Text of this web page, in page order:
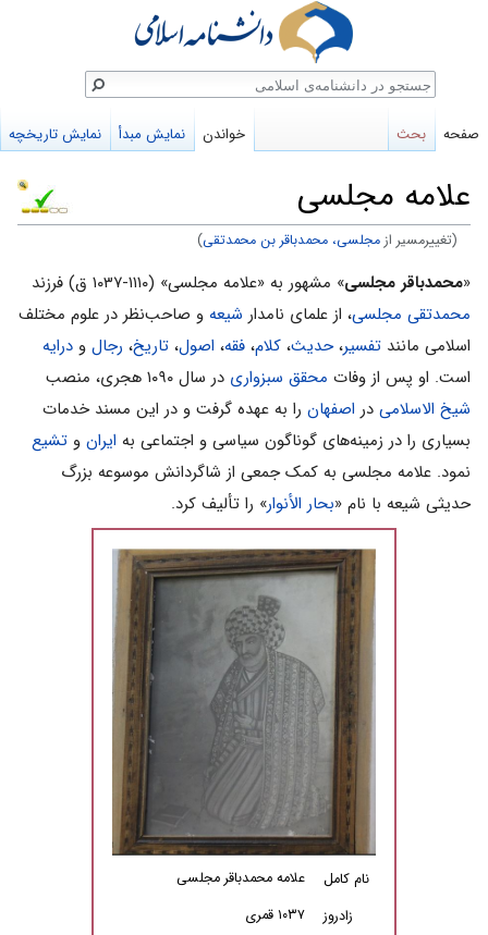
علامه مجلسى
(تغییرمسیر ازمجلسی، محمدباقر بن محمدتقی)
پرش
به
ناوبری
پرش
به
جستجو
«محمدباقر مجلسى» مشهور به «علامه مجلسی» (۱۱۱۰-۱۰۳۷ ق) فرزند
محمدتقى مجلسی، از علمای نامدار شیعه و صاحب‌نظر در علوم مختلف
اسلامى مانند تفسیر،حدیث، کلام، فقه، اصول، تاریخ، رجال و درایه
است. او پس از وفات محقق سبزواری در سال ۱۰۹۰ هجری، منصب
شیخ الاسلامی در اصفهان را به عهده گرفت و در این مسند خدمات
بسیاری را در زمینه‌های گوناگون سیاسی و اجتماعی به ایران و تشیع
نمود. علامه مجلسی به کمک جمعی از شاگردانش موسوعه بزرگ
حدیثی شیعه با نام «بحار الأنوار» را تألیف کرد.
نام کامل
علامه محمدباقر مجلسى
زادروز
۱۰۳۷ قمری
صفحه بحث خواندن نمایش مبدأ نمایش تاریخچه
جستجو